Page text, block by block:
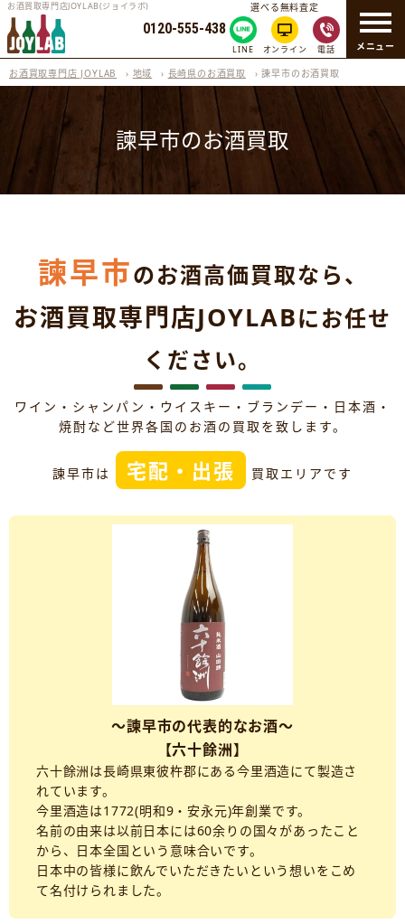
メニュー
お酒買取専門店JOYLAB(ジョイラボ)
0120-555-438
選べる無料査定
LINE オンライン 電話
お酒買取専門店 JOYLAB › 地域 › 長崎県のお酒買取 ›諫早市のお酒買取
諫早市のお酒買取
諫早市のお酒高価買取なら、
お酒買取専門店JOYLABにお任せ
ください。
ワイン・シャンパン・ウイスキー・ブランデー・日本酒・
焼酎など世界各国のお酒の買取を致します。
諫早市は 宅配・出張 買取エリアです
～諫早市の代表的なお酒～
【六十餘洲】
六十餘洲は長崎県東彼杵郡にある今里酒造にて製造さ
れています。
今里酒造は1772(明和9・安永元)年創業です。
名前の由来は以前日本には60余りの国々があったこと
から、日本全国という意味合いです。
日本中の皆様に飲んでいただきたいという想いをこめ
て名付けられました。